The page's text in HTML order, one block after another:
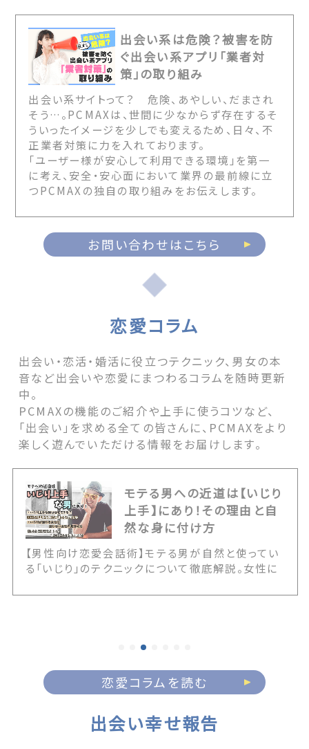
出会い系は危険？被害を防
ぐ出会い系アプリ「業者対
策」の取り組み
出会い系サイトって？ 危険、あやしい、だまされ
そう…。PCMAXは、世間に少なからず存在するそ
ういったイメージを少しでも変えるため、日々、不
正業者対策に力を入れております。
「ユーザー様が安心して利用できる環境」を第一
に考え、安全・安心面において業界の最前線に立
つPCMAXの独自の取り組みをお伝えします。
お問い合わせはこちら
恋愛コラム
出会い・恋活・婚活に役立つテクニック、男女の本
音など出会いや恋愛にまつわるコラムを随時更新
中。
PCMAXの機能のご紹介や上手に使うコツなど、
「出会い」を求める全ての皆さんに、PCMAXをより
楽しく遊んでいただける情報をお届けします。
モテる男への近道は【いじり
上手】にあり！その理由と自
然な身に付け方
【男性向け恋愛会話術】モテる男が自然と使ってい
る「いじり」のテクニックについて徹底解説。女性に
りが通じる女性の見極め方を伝授します。また20
情報が満載です！ The post モテる男への近道は
first appeared on 出会いマッチングサイト
PCMAX.
恋愛コラムを読む
出会い幸せ報告